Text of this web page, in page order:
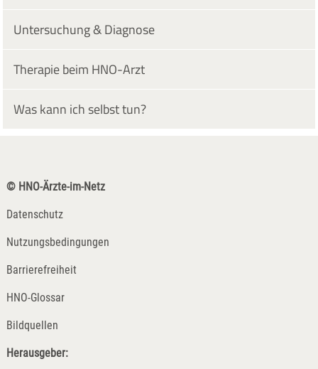
Untersuchung & Diagnose
Therapie beim HNO-Arzt
Was kann ich selbst tun?
© HNO-Ärzte-im-Netz
Datenschutz
Nutzungsbedingungen
Barrierefreiheit
HNO-Glossar
Bildquellen
Herausgeber: